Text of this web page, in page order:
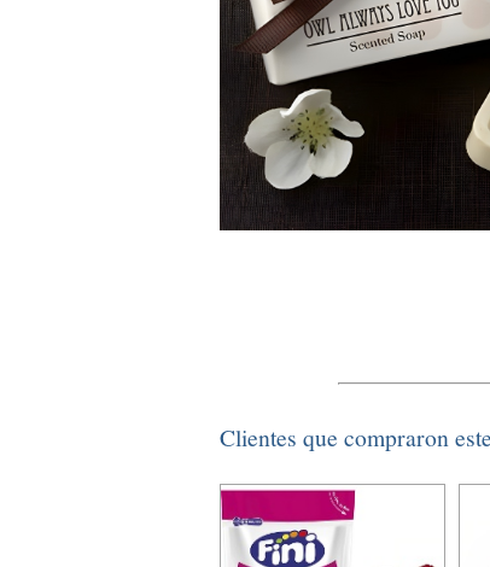
Clientes que compraron